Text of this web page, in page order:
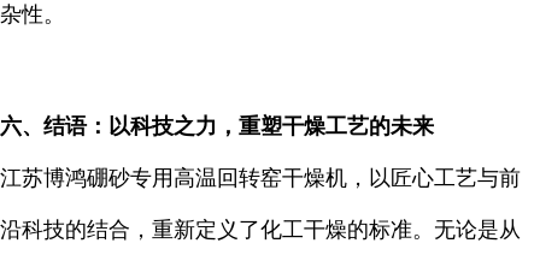
杂性。
六、结语：以科技之力，重塑干燥工艺的未来
江苏博鸿硼砂专用高温回转窑干燥机，以匠心工艺与前
沿科技的结合，重新定义了化工干燥的标准。无论是从